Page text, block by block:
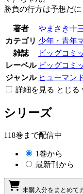
勝負の行方は予想だ
著者 やまさき十
カテゴリ 少年・青年
雑誌
ビッグコミ
レーベル ビッグコミ
ジャンル ヒューマン
詳細を見る とじる
シリーズ
118巻まで配信中
1巻から
最新刊から
未購入分をまとめて